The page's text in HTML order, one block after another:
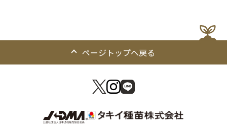
ページトップへ戻る